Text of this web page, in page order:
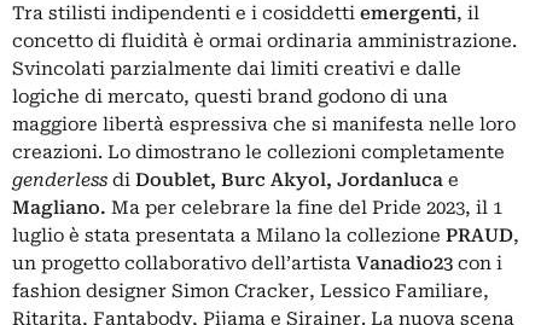
Tra stilisti indipendenti e i cosiddetti emergenti, il
concetto di fluidità è ormai ordinaria amministrazione.
Svincolati parzialmente dai limiti creativi e dalle
logiche di mercato, questi brand godono di una
maggiore libertà espressiva che si manifesta nelle loro
creazioni. Lo dimostrano le collezioni completamente
genderless di Doublet, Burc Akyol, Jordanluca e
Magliano. Ma per celebrare la fine del Pride 2023, il 1
luglio è stata presentata a Milano la collezione PRAUD,
un progetto collaborativo dell’artista Vanadio23 con i
fashion designer Simon Cracker, Lessico Familiare,
Ritarita, Fantabody, Pijama e Sirainer. La nuova scena